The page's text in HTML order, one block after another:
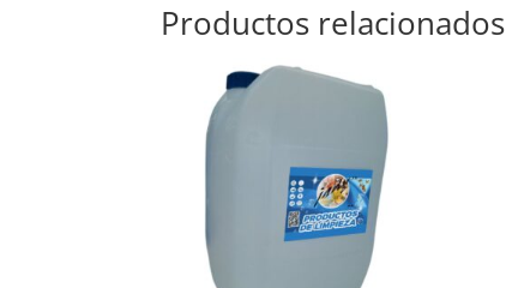
Productos relacionados